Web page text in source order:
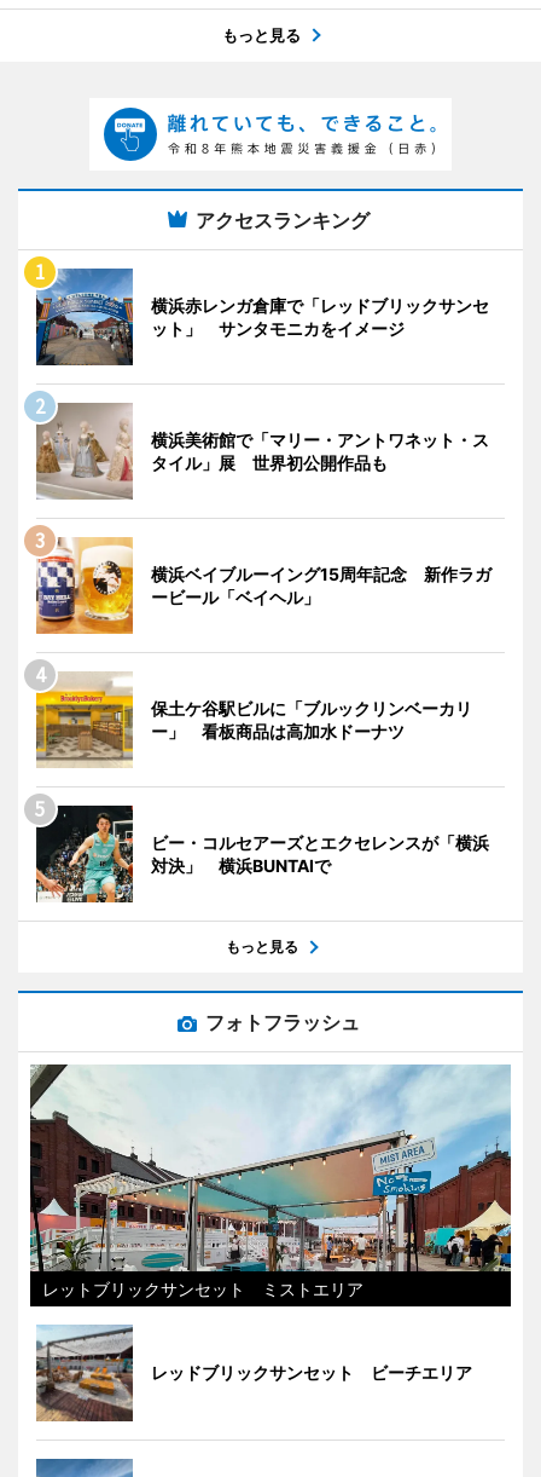
もっと見る
アクセスランキング
横浜赤レンガ倉庫で「レッドブリックサンセ
ット」 サンタモニカをイメージ
横浜美術館で「マリー・アントワネット・ス
タイル」展 世界初公開作品も
横浜ベイブルーイング15周年記念 新作ラガ
ービール「ベイヘル」
保土ケ谷駅ビルに「ブルックリンベーカリ
ー」 看板商品は高加水ドーナツ
ビー・コルセアーズとエクセレンスが「横浜
対決」 横浜BUNTAIで
もっと見る
フォトフラッシュ
レットブリックサンセット ミストエリア
レッドブリックサンセット ビーチエリア